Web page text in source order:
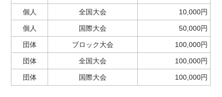
個人 全国大会 10,000円
個人 国際大会 50,000円
団体 ブロック大会 100,000円
団体 全国大会 100,000円
団体 国際大会 100,000円